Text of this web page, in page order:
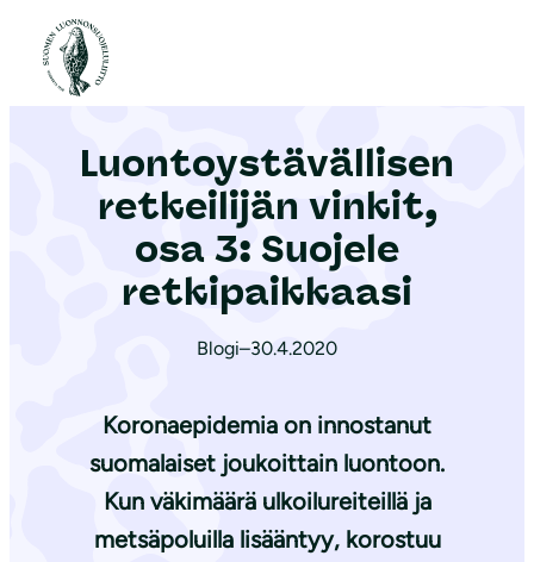
Etusivu
Luon­to­ys­tä­väl­li­sen
retkeilijän vinkit,
osa 3: Suojele
retkipaikkaasi
Blogi–30.4.2020
Koronaepidemia on innostanut
suomalaiset joukoittain luontoon.
Kun väkimäärä ulkoilureiteillä ja
metsäpoluilla lisääntyy, korostuu